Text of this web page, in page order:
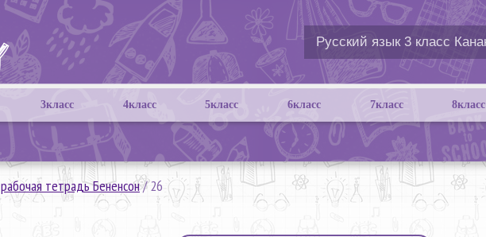
3класс 4класс 5класс 6класс 7класс 8класс
рабочая тетрадь Бененсон/26